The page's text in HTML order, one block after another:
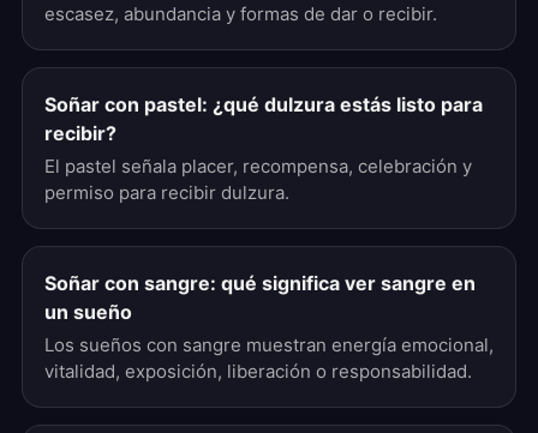
escasez, abundancia y formas de dar o recibir.
Soñar con pastel: ¿qué dulzura estás listo para
recibir?
El pastel señala placer, recompensa, celebración y
permiso para recibir dulzura.
Soñar con sangre: qué significa ver sangre en
un sueño
Los sueños con sangre muestran energía emocional,
vitalidad, exposición, liberación o responsabilidad.